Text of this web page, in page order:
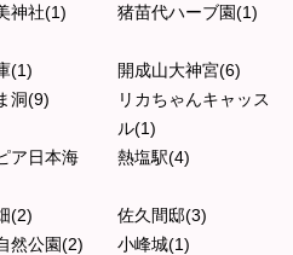
神社(1) 猪苗代ハーブ園(1)
(1)
開成山大神宮(6)
洞(9)
リカちゃんキャッス
ル(1)
ア日本海
熱塩駅(4)
(2)
佐久間邸(3)
然公園(2)
小峰城(1)